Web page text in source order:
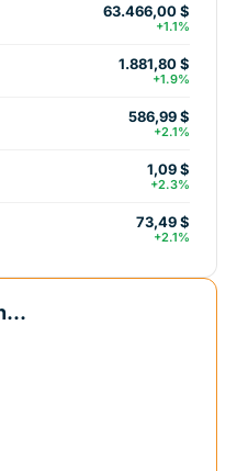
63.466,00 $
+1.1%
1.881,80 $
+1.9%
586,99 $
+2.1%
1,09 $
+2.3%
73,49 $
+2.1%